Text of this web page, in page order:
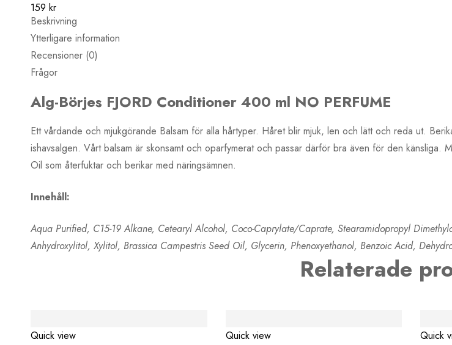
159 kr
Beskrivning
Ytterligare information
Recensioner (0)
Frågor
Alg-Börjes FJORD Conditioner 400 ml NO PERFUME
Ett vårdande och mjukgörande Balsam för alla hårtyper. Håret blir mjuk, len och lätt och reda ut.
ishavsalgen. Vårt balsam är skonsamt och oparfymerat och passar därför bra även för den
Oil som återfuktar och berikar med näringsämnen.
Innehåll:
Aqua Purified, C15-19 Alkane, Cetearyl Alcohol, Coco-Caprylate/Caprate, Stearamidopropyl
Anhydroxylitol, Xylitol, Brassica Campestris Seed Oil, Glycerin, Phenoxyethanol, Benzoic Acid,
Relaterade
Quick view
Quick view
Quick